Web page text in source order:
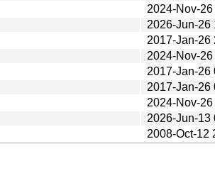
2024-Nov-
2026-Jun-26
2017-Jan-26
2024-Nov-
2017-Jan-26
2017-Jan-26
2024-Nov-
2026-Jun-13
2008-Oct-12